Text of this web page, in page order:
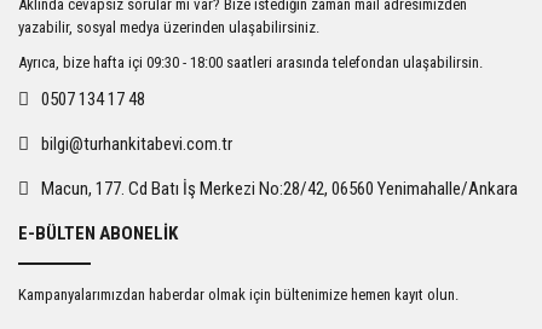
Aklında cevapsız sorular mı var? Bize istediğin zaman mail adresimizden
yazabilir, sosyal medya üzerinden ulaşabilirsiniz.
Ayrıca, bize hafta içi 09:30 - 18:00 saatleri arasında telefondan ulaşabilirsin.
0507 134 17 48
bilgi@turhankitabevi.com.tr
Macun, 177. Cd Batı İş Merkezi No:28/42, 06560 Yenimahalle/Ankara
E-BÜLTEN ABONELİK
Kampanyalarımızdan haberdar olmak için bültenimize hemen kayıt olun.